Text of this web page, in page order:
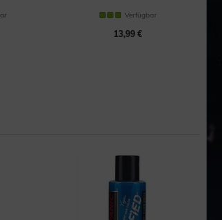
Verfügbar
13,99 €